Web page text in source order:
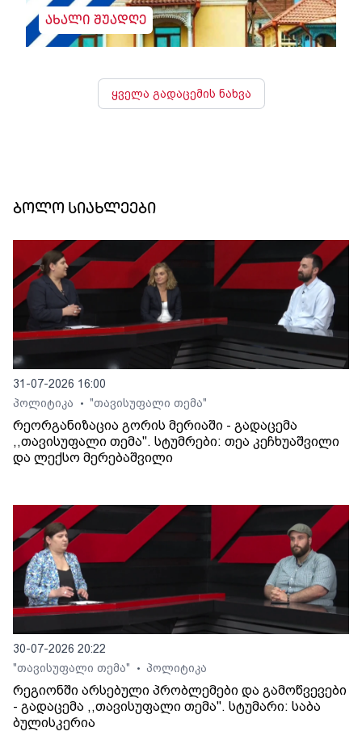
ახალი შუადღე
ყველა გადაცემის ნახვა
ბოლო სიახლეები
31-07-2026 16:00
პოლიტიკა
• "თავისუფალი თემა"
რეორგანიზაცია გორის მერიაში - გადაცემა
,,თავისუფალი თემა". სტუმრები: თეა კეჩხუაშვილი
და ლექსო მერებაშვილი
30-07-2026 20:22
"თავისუფალი თემა"
• პოლიტიკა
რეგიონში არსებული პრობლემები და გამოწვევები
- გადაცემა ,,თავისუფალი თემა". სტუმარი: საბა
ბულისკერია